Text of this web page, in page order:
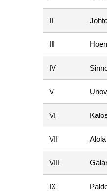
II Johto
III
IV
V
VI Kalos
VII Alola
VIII Galar
IX